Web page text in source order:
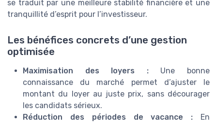
se traduit par une meilleure stabilité financière et une
tranquillité d’esprit pour l’investisseur.
Les bénéfices concrets d’une gestion
optimisée
Maximisation des loyers :Une bonne
connaissance du marché permet d’ajuster le
montant du loyer au juste prix, sans décourager
les candidats sérieux.
Réduction des périodes de vacance : En